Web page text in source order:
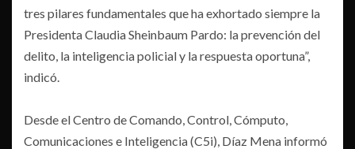
tres pilares fundamentales que ha exhortado siempre la
Presidenta Claudia Sheinbaum Pardo: la prevención del
delito, la inteligencia policial y la respuesta oportuna”,
indicó.
Desde el Centro de Comando, Control, Cómputo,
Comunicaciones e Inteligencia (C5i), Díaz Mena informó